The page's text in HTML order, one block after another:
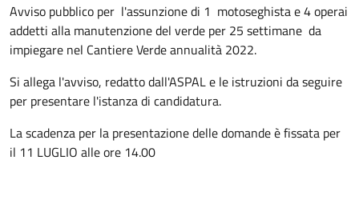
Avviso pubblico per l'assunzione di 1 motoseghista e 4 operai
addetti alla manutenzione del verde per 25 settimane da
impiegare nel Cantiere Verde annualità 2022.
Si allega l'avviso, redatto dall'ASPAL e le istruzioni da seguire
per presentare l'istanza di candidatura.
La scadenza per la presentazione delle domande è fissata per
il 11 LUGLIO alle ore 14.00